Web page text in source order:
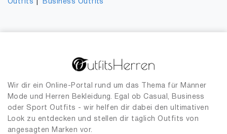
Outfits
Business Outfits
Wir dir ein Online-Portal rund um das Thema für Männer
Mode und Herren Bekleidung. Egal ob Casual, Business
oder Sport Outfits - wir helfen dir dabei den ultimativen
Look zu entdecken und stellen dir täglich Outfits von
angesagten Marken vor.